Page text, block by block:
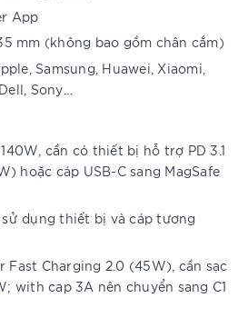
App
mm (không bao gồm chân cắm)
Samsung, Huawei, Xiaomi,
Sony…
cần có thiết bị hỗ trợ PD 3.1
hoặc cáp USB-C sang MagSafe
dụng thiết bị và cáp tương
Fast Charging 2.0 (45W), cần sạc
with cap 3A nên chuyển sang C1